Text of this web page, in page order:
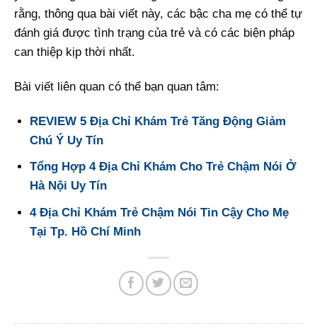
rằng, thông qua bài viết này, các bậc cha mẹ có thể tự
đánh giá được tình trạng của trẻ và có các biện pháp
can thiệp kịp thời nhất.
Bài viết liên quan có thể bạn quan tâm:
REVIEW 5 Địa Chỉ Khám Trẻ Tăng Động Giảm
Chú Ý Uy Tín
Tổng Hợp 4 Địa Chỉ Khám Cho Trẻ Chậm Nói Ở
Hà Nội Uy Tín
4 Địa Chỉ Khám Trẻ Chậm Nói Tin Cậy Cho Mẹ
Tại Tp. Hồ Chí Minh